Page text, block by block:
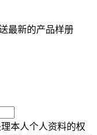
最新的产品样册
本人个人资料的权